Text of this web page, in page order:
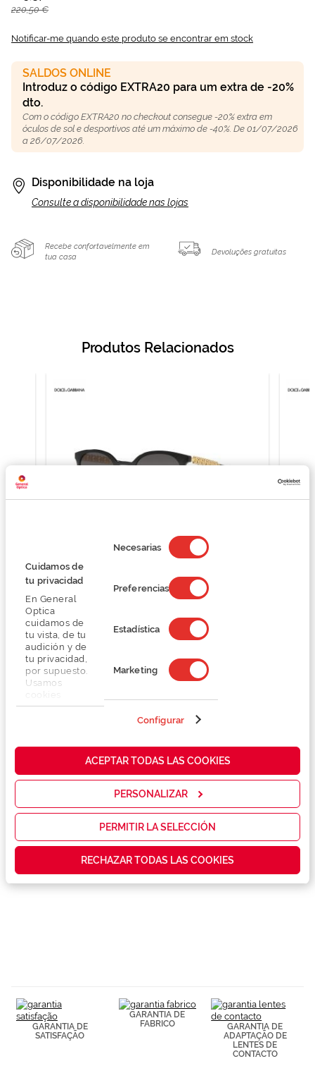
Cuidamos de
tu privacidad
En General
Optica
cuidamos de
tu vista, de tu
audición y de
tu privacidad,
por supuesto.
Usamos
propias y de
cómo mejorar
servicios y
las
que realmente
contenidos
personalizados
Puedes
consultar más
información en
nuestra
de
consentimiento
Necesarias
Preferencias
Estadística
Marketing
Configurar
ACEPTAR TODAS LAS COOKIES
PERSONALIZAR
PERMITIR LA SELECCIÓN
RECHAZAR TODAS LAS COOKIES
220,50 €
Notificar-me quando este produto se encontrar em stock
SALDOS ONLINE
Introduz o código EXTRA20 para um extra de -20%
dto.
Com o código EXTRA20 no checkout consegue -20% extra em
óculos de sol e desportivos até um máximo de -40%. De 01/07/2026
a 26/07/2026.
Disponibilidade na loja
Consulte a disponibilidade nas lojas
Recebe confortavelmente em
tua casa
Devoluções gratuitas
Produtos Relacionados
D&G 0DG6189U
202,49 €
Conselhos
Serviços exclusivos
GARANTIA DE
SATISFAÇÃO
GARANTIA DE
FABRICO
GARANTIA DE
ADAPTAÇÃO DE
LENTES DE
CONTACTO